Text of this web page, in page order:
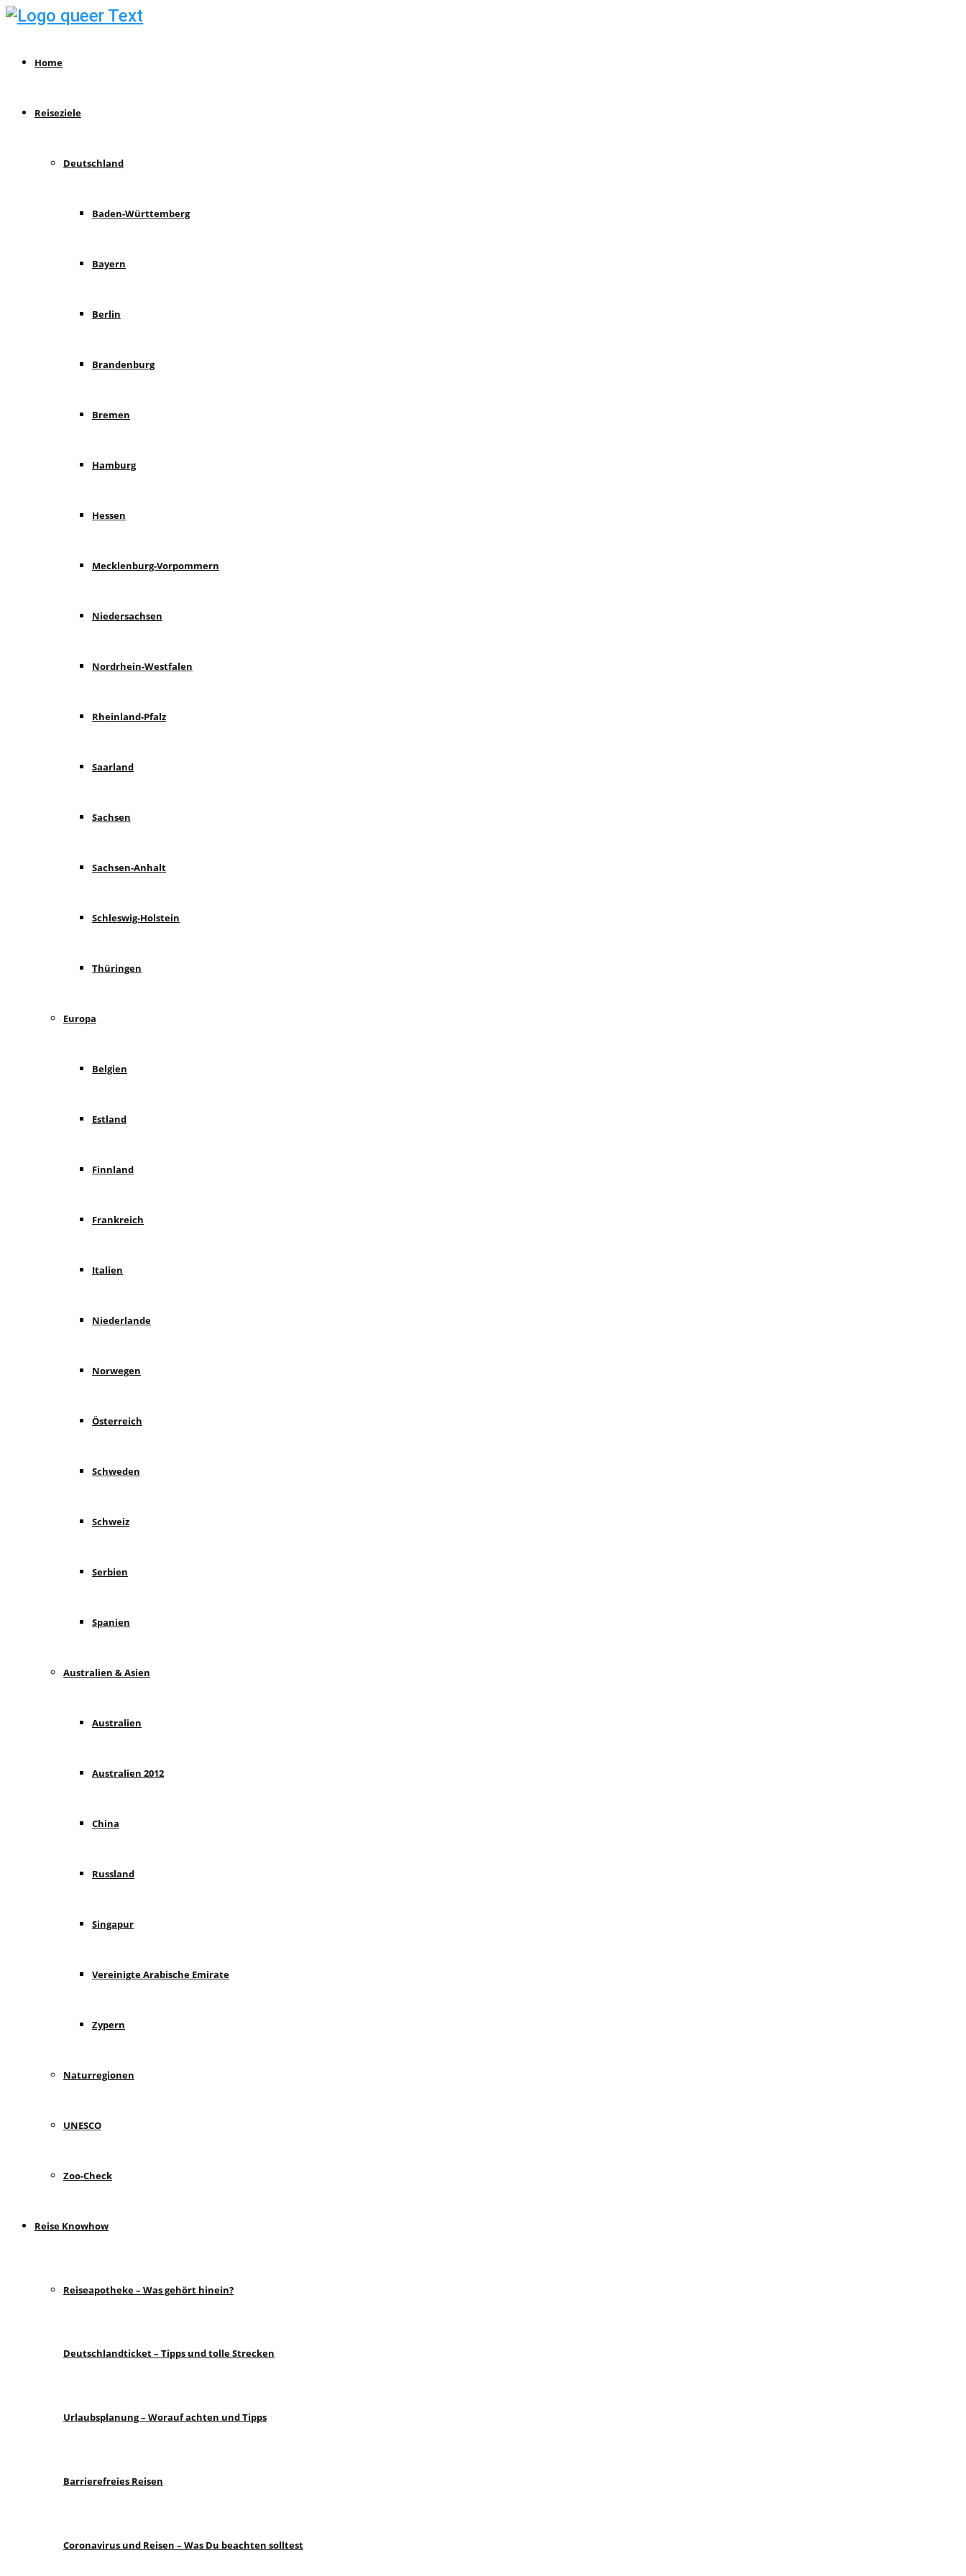
Home
Reiseziele
Deutschland
Baden-Württemberg
Bayern
Berlin
Brandenburg
Bremen
Hamburg
Hessen
Mecklenburg-Vorpommern
Niedersachsen
Nordrhein-Westfalen
Rheinland-Pfalz
Saarland
Sachsen
Sachsen-Anhalt
Schleswig-Holstein
Thüringen
Europa
Belgien
Estland
Finnland
Frankreich
Italien
Niederlande
Norwegen
Österreich
Schweden
Schweiz
Serbien
Spanien
Australien & Asien
Australien
Australien 2012
China
Russland
Singapur
Vereinigte Arabische Emirate
Zypern
Naturregionen
UNESCO
Zoo-Check
Reise Knowhow
Reiseapotheke – Was gehört hinein?
Deutschlandticket – Tipps und tolle Strecken
Urlaubsplanung – Worauf achten und Tipps
Barrierefreies Reisen
Coronavirus und Reisen – Was Du beachten solltest